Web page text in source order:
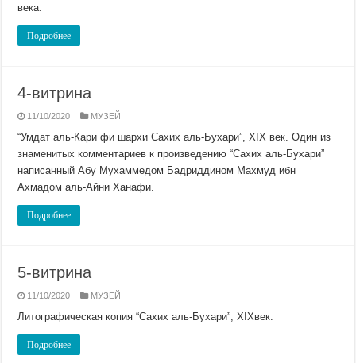
века.
Подробнее
4-витрина
11/10/2020 МУЗЕЙ
“Умдат аль-Кари фи шархи Сахих аль-Бухари”, ХIХ век. Один из
знаменитых комментариев к произведению “Сахих аль-Бухари”
написанный Абу Мухаммедом Бадриддином Махмуд ибн
Ахмадом аль-Айни Ханафи.
Подробнее
5-витрина
11/10/2020 МУЗЕЙ
Литографическая копия “Сахих аль-Бухари”, ХIХвек.
Подробнее